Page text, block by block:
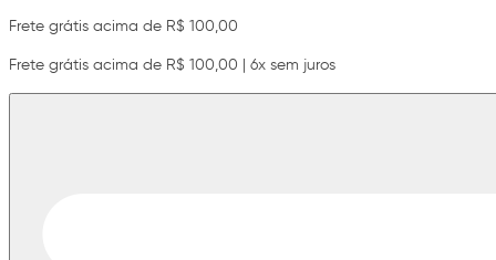
Frete grátis acima de R$ 100,00
Frete grátis acima de R$ 100,00 | 6x sem juros